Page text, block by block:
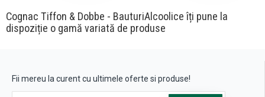
Cognac Tiffon & Dobbe - BauturiAlcoolice îți pune la
dispoziție o gamă variată de produse
Fii mereu la curent cu ultimele oferte si produse!